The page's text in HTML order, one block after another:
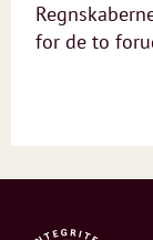
for de to